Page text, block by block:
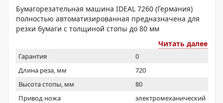
Бумагорезательная машина IDEAL 7260 (Германия)
полностью автоматизированная предназначена для
резки бумаги с толщиной стопы до 80 мм
Читать далее
Гарантия
0
Длина реза, мм
720
Высота стопы, мм
80
Привод ножа
электромеханический